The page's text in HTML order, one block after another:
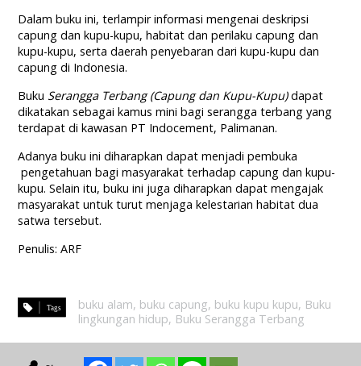
Dalam buku ini, terlampir informasi mengenai deskripsi
capung dan kupu-kupu, habitat dan perilaku capung dan
kupu-kupu, serta daerah penyebaran dari kupu-kupu dan
capung di Indonesia.
Buku Serangga Terbang (Capung dan Kupu-Kupu)dapat
dikatakan sebagai kamus mini bagi serangga terbang yang
terdapat di kawasan PT Indocement, Palimanan.
Adanya buku ini diharapkan dapat menjadi pembuka
pengetahuan bagi masyarakat terhadap capung dan kupu-
kupu. Selain itu, buku ini juga diharapkan dapat mengajak
masyarakat untuk turut menjaga kelestarian habitat dua
satwa tersebut.
Penulis: ARF
buku alam, buku capung, buku kupu kupu, Buku
lingkungan hidup, Buku Serangga Terbang